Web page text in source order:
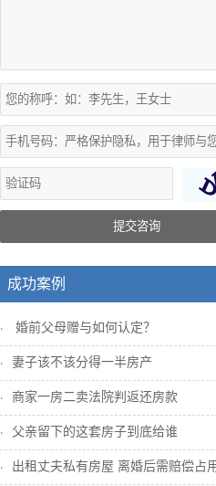
提交咨询
成功案例
婚前父母赠与如何认定？
妻子该不该分得一半房产
商家一房二卖法院判返还房款
父亲留下的这套房子到底给谁
出租丈夫私有房屋 离婚后需赔偿占